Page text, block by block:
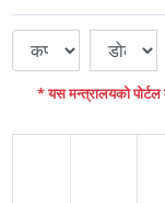
* यस मन्त्रालयको पोर्टल